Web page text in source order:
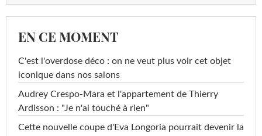
EN CE MOMENT
C'est l'overdose déco : on ne veut plus voir cet objet
iconique dans nos salons
Audrey Crespo-Mara et l'appartement de Thierry
Ardisson : "Je n'ai touché à rien"
Cette nouvelle coupe d'Eva Longoria pourrait devenir la